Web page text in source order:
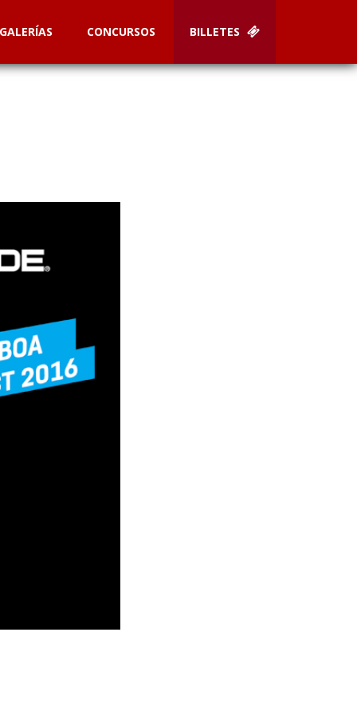
GALERÍAS CONCURSOS BILLETES